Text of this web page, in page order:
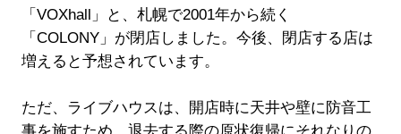
「VOXhall」と、札幌で2001年から続く
「COLONY」が閉店しました。今後、閉店する店は
増えると予想されています。
ただ、ライブハウスは、開店時に天井や壁に防音工